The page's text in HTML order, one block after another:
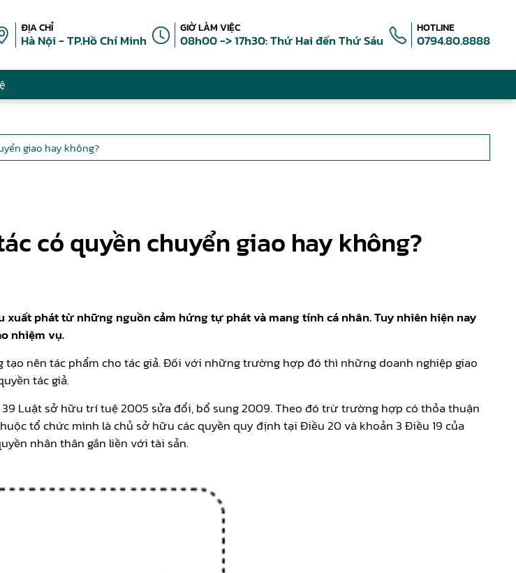
ĐỊA CHỈ
Hà Nội - TP.Hồ Chí Minh
GIỜ LÀM VIỆC
08h00 -> 17h30: Thứ Hai đến Thứ Sáu
HOTLINE
0794.80.8888
giao hay không?
có quyền chuyển giao hay không?
phát từ những nguồn cảm hứng tự phát và mang tính cá nhân. Tuy nhiên hiện nay
nhiệm vụ.
tạo nên tác phẩm cho tác giả. Đối với những trường hợp đó thì những doanh nghiệp giao
tác giả.
Luật sở hữu trí tuệ 2005 sửa đổi, bổ sung 2009. Theo đó trừ trường hợp có thỏa thuận
tổ chức mình là chủ sở hữu các quyền quy định tại Điều 20 và khoản 3 Điều 19 của
nhân thân gắn liền với tài sản.